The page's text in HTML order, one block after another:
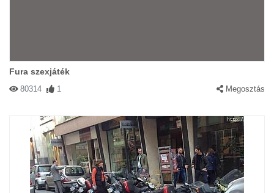
Fura szexjáték
80314 1 Megosztás